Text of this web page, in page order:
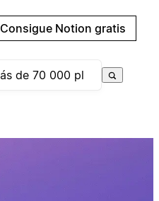
Consigue Notion gratis